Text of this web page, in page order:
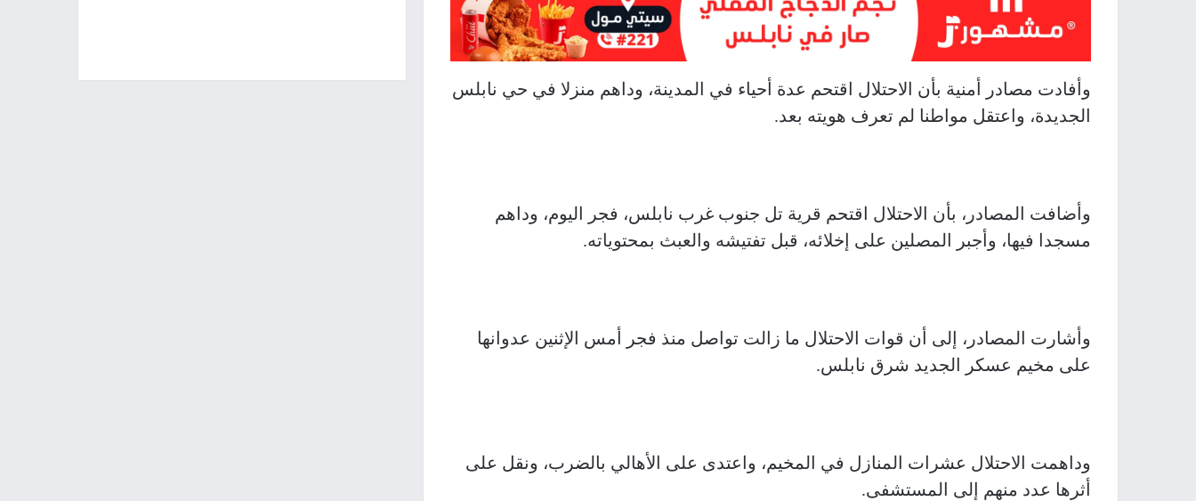
وأفادت مصادر أمنية بأن الاحتلال اقتحم عدة أحياء في المدينة، وداهم منزلا في حي نابلس
الجديدة، واعتقل مواطنا لم تعرف هويته بعد.
وأضافت المصادر، بأن الاحتلال اقتحم قرية تل جنوب غرب نابلس، فجر اليوم، وداهم
مسجدا فيها، وأجبر المصلين على إخلائه، قبل تفتيشه والعبث بمحتوياته.
وأشارت المصادر، إلى أن قوات الاحتلال ما زالت تواصل منذ فجر أمس الإثنين عدوانها
على مخيم عسكر الجديد شرق نابلس.
وداهمت الاحتلال عشرات المنازل في المخيم، واعتدى على الأهالي بالضرب، ونقل على
أثرها عدد منهم إلى المستشفى.